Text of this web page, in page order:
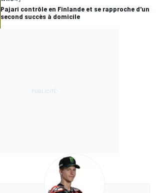
Pajari contrôle en Finlande et se rapproche d'un
second succès à domicile